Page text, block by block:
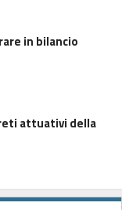
in bilancio
attuativi della